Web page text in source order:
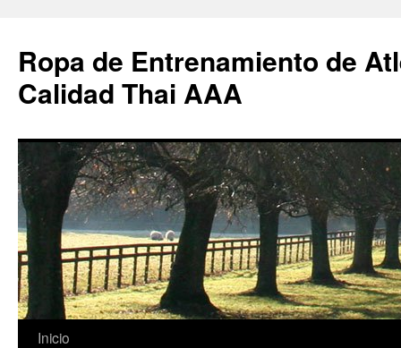
Ropa de Entrenamiento de
Calidad Thai AAA
Saltar
Inicio